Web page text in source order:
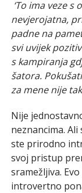
‘To ima veze
nevjerojatna,
padne na
svi uvijek
s kampiranja
šatora.
za mene nije
Nije
neznancima.
ste prirodno
svoj pristup
sramežljiva.
introvertno